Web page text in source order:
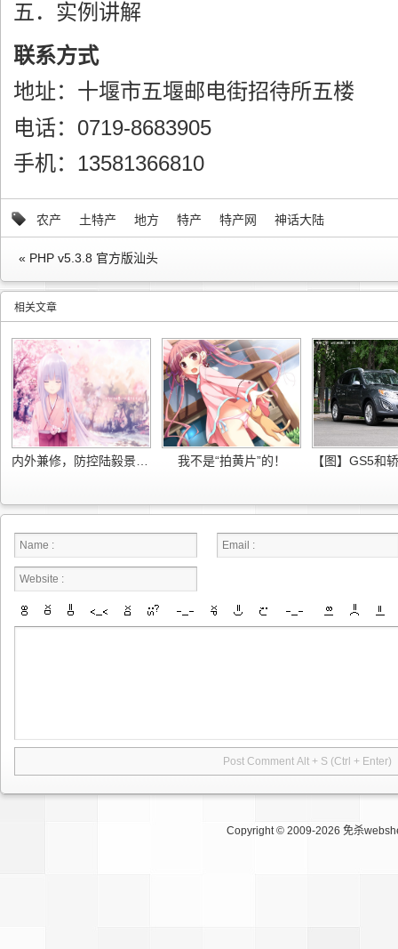
五．实例讲解
联系方式
地址：十堰市五堰邮电街招待所五楼
电话：0719-8683905
手机：13581366810
农产 土特产 地方 特产 特产网 神话大陆
« PHP v5.3.8 官方版汕头
相关文章
我不是“拍黄片”的！
Copyright © 2009-2026 免杀